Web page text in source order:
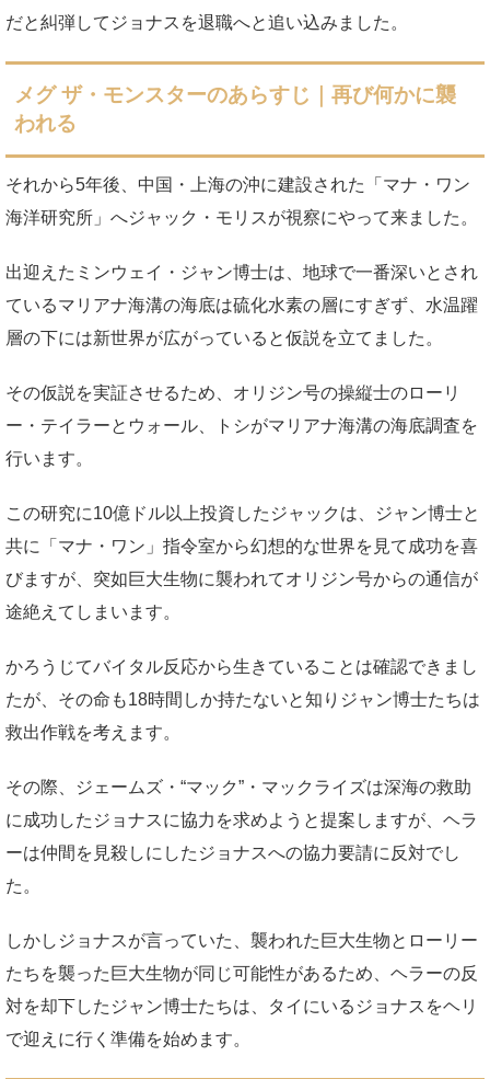
だと糾弾してジョナスを退職へと追い込みました。
メグ ザ・モンスターのあらすじ｜再び何かに襲
われる
それから5年後、中国・上海の沖に建設された「マナ・ワン
海洋研究所」へジャック・モリスが視察にやって来ました。
出迎えたミンウェイ・ジャン博士は、地球で一番深いとされ
ているマリアナ海溝の海底は硫化水素の層にすぎず、水温躍
層の下には新世界が広がっていると仮説を立てました。
その仮説を実証させるため、オリジン号の操縦士のローリ
ー・テイラーとウォール、トシがマリアナ海溝の海底調査を
行います。
この研究に10億ドル以上投資したジャックは、ジャン博士と
共に「マナ・ワン」指令室から幻想的な世界を見て成功を喜
びますが、突如巨大生物に襲われてオリジン号からの通信が
途絶えてしまいます。
かろうじてバイタル反応から生きていることは確認できまし
たが、その命も18時間しか持たないと知りジャン博士たちは
救出作戦を考えます。
その際、ジェームズ・“マック”・マックライズは深海の救助
に成功したジョナスに協力を求めようと提案しますが、ヘラ
ーは仲間を見殺しにしたジョナスへの協力要請に反対でし
た。
しかしジョナスが言っていた、襲われた巨大生物とローリー
たちを襲った巨大生物が同じ可能性があるため、ヘラーの反
対を却下したジャン博士たちは、タイにいるジョナスをヘリ
で迎えに行く準備を始めます。